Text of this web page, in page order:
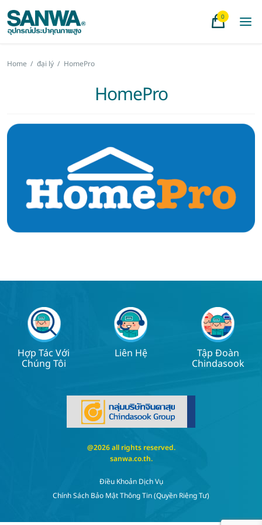
0
Home / đại lý / HomePro
HomePro
Hợp Tác Với
Chúng Tôi
Liên Hệ Tập Đoàn
Chindasook
@2026 all rights reserved.
sanwa.co.th.
Điều Khoản Dịch Vụ
Chính Sách Bảo Mật Thông Tin (quyền Riêng Tư)